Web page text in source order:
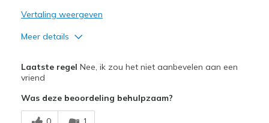
Vertaling weergeven
Meer details
View On Shoes
Shoes are for Wearing
Laatste regel Nee, ik zou het niet aanbevelen aan een
vriend
Was deze beoordeling behulpzaam?